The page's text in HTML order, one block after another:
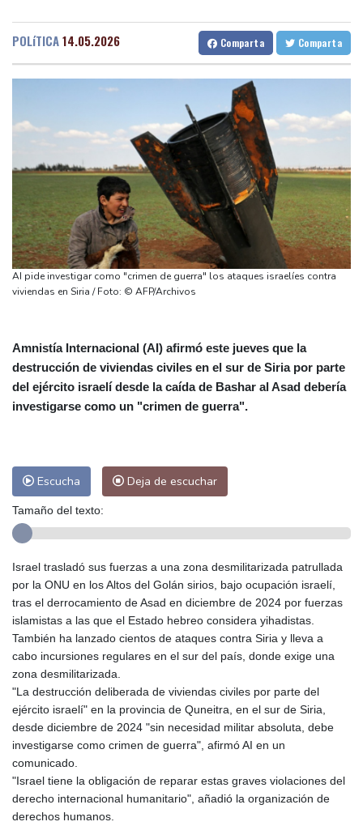
Tegucigalpa
Havana
34 °C Puerto Rico
29 °C
Brasilia
30 °C
Manaus
35 °C Rio de Janeiro
30 °C
24 °C
Nava de la Asunción
33 °C
Bueno Aires
35 °C
Punta Arena
33 °C
Montevideo
12 °C Panama
31 °C
San Salvador
33 °C
27 °C
Jamaica
34 °C
Málaga
32 °C Murcia
32 °C
Las Palmas de Gran Canaria
28 °C
Ibiza
Buenos Aires
Panama City
32 °C
"Ray of Light"
Los rebeldes hutíes continúan su ofensiva en Yemen con
ataques en una región petrolera
La OMS propone probar en RDC una vacuna ya existente contra
otra cepa del ébola
Arabia Saudita, Pakistán y Turquía firman un pacto de defensa
en medio de la tensión con Irán
México y Perú restablecen sus relaciones diplomáticas tras una
disputa por asilo
EEUU pierde empleos, un golpe a las afirmaciones de Trump
sobre la economía
España amenaza a Italia con "medidas" si no pone fin a los
POLíTICA14.05.2026 Comparta Comparta
AI pide investigar como "crimen de guerra" los ataques israelíes contra
viviendas en Siria / Foto: © AFP/Archivos
Amnistía Internacional (AI) afirmó este jueves que la
destrucción de viviendas civiles en el sur de Siria por parte
del ejército israelí desde la caída de Bashar al Asad debería
investigarse como un "crimen de guerra".
Escucha Deja de escuchar
Tamaño del texto:
Israel trasladó sus fuerzas a una zona desmilitarizada patrullada
por la ONU en los Altos del Golán sirios, bajo ocupación israelí,
tras el derrocamiento de Asad en diciembre de 2024 por fuerzas
islamistas a las que el Estado hebreo considera yihadistas.
También ha lanzado cientos de ataques contra Siria y lleva a
cabo incursiones regulares en el sur del país, donde exige una
zona desmilitarizada.
"La destrucción deliberada de viviendas civiles por parte del
ejército israelí" en la provincia de Quneitra, en el sur de Siria,
desde diciembre de 2024 "sin necesidad militar absoluta, debe
investigarse como crimen de guerra", afirmó AI en un
comunicado.
"Israel tiene la obligación de reparar estas graves violaciones del
derecho internacional humanitario", añadió la organización de
derechos humanos.